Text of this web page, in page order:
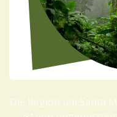
Die Region um Santa